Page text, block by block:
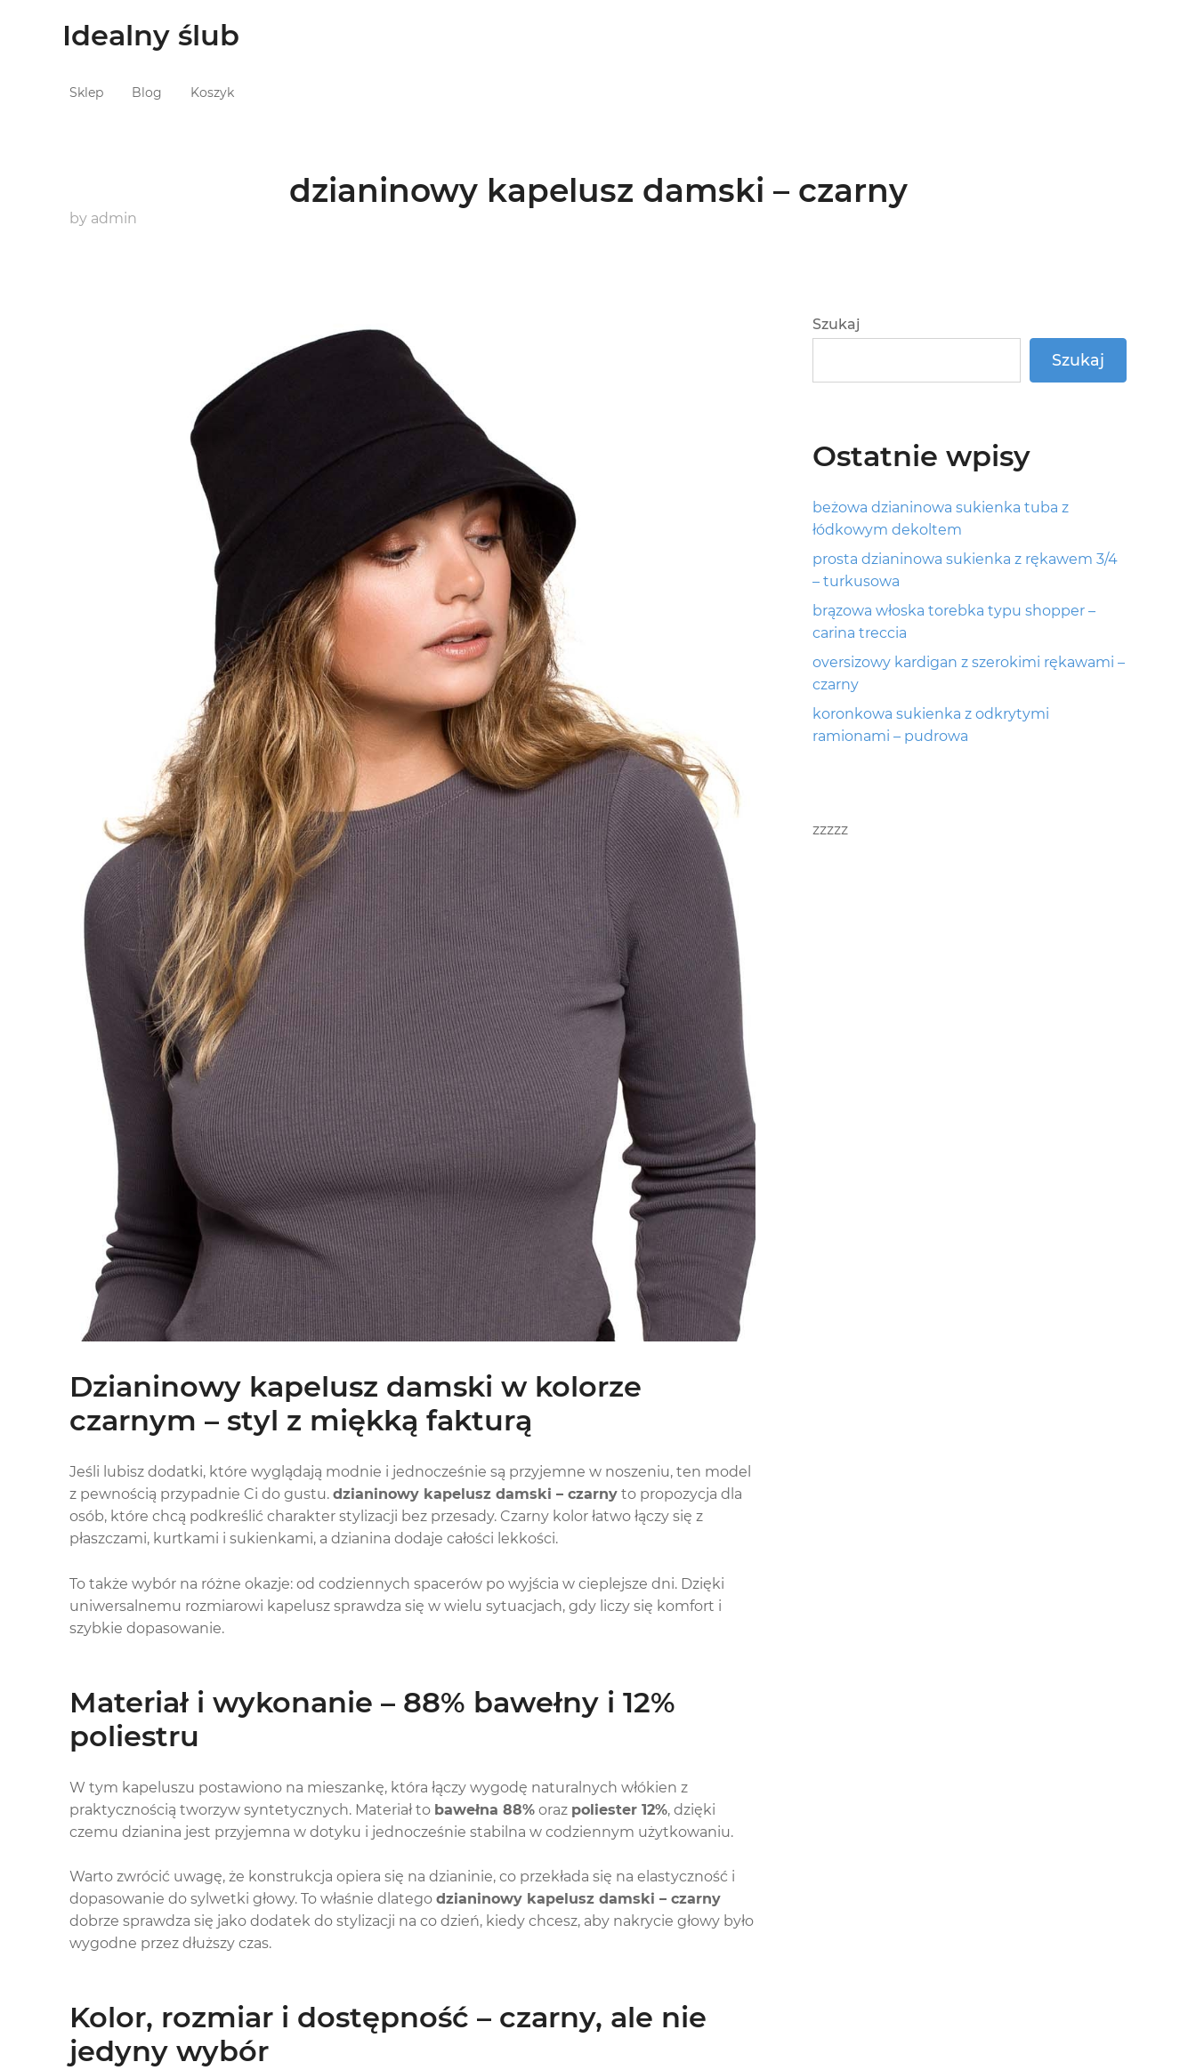
Idealny ślub
Sklep Blog Koszyk
dzianinowy kapelusz damski – czarny
by admin
Dzianinowy kapelusz damski w kolorze
czarnym – styl z miękką fakturą
Jeśli lubisz dodatki, które wyglądają modnie i jednocześnie są przyjemne w noszeniu, ten model
z pewnością przypadnie Ci do gustu. dzianinowy kapelusz damski – czarny to propozycja dla
osób, które chcą podkreślić charakter stylizacji bez przesady. Czarny kolor łatwo łączy się z
płaszczami, kurtkami i sukienkami, a dzianina dodaje całości lekkości.
To także wybór na różne okazje: od codziennych spacerów po wyjścia w cieplejsze dni. Dzięki
uniwersalnemu rozmiarowi kapelusz sprawdza się w wielu sytuacjach, gdy liczy się komfort i
szybkie dopasowanie.
Materiał i wykonanie – 88% bawełny i 12%
poliestru
W tym kapeluszu postawiono na mieszankę, która łączy wygodę naturalnych włókien z
praktycznością tworzyw syntetycznych. Materiał to bawełna 88% oraz poliester 12%, dzięki
czemu dzianina jest przyjemna w dotyku i jednocześnie stabilna w codziennym użytkowaniu.
Warto zwrócić uwagę, że konstrukcja opiera się na dzianinie, co przekłada się na elastyczność i
dopasowanie do sylwetki głowy. To właśnie dlatego dzianinowy kapelusz damski – czarny
dobrze sprawdza się jako dodatek do stylizacji na co dzień, kiedy chcesz, aby nakrycie głowy było
wygodne przez dłuższy czas.
Kolor, rozmiar i dostępność – czarny, ale nie
jedyny wybór
Szukaj
Szukaj
Ostatnie wpisy
beżowa dzianinowa sukienka tuba z
łódkowym dekoltem
prosta dzianinowa sukienka z rękawem 3/4
– turkusowa
brązowa włoska torebka typu shopper –
carina treccia
oversizowy kardigan z szerokimi rękawami –
czarny
koronkowa sukienka z odkrytymi
ramionami – pudrowa
zzzzz